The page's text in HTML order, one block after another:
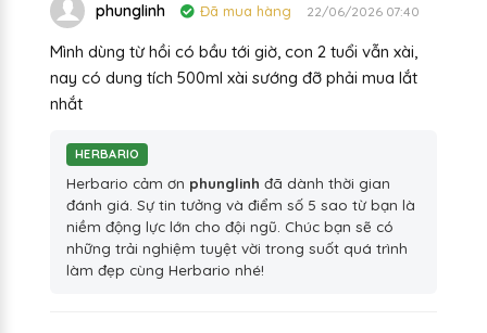
phunglinh Đã mua hàng 22/06/2026 07:40
Mình dùng từ hồi có bầu tới giờ, con 2 tuổi vẫn xài,
nay có dung tích 500ml xài sướng đỡ phải mua lắt
nhắt
HERBARIO
Herbario cảm ơn phunglinh đã dành thời gian
đánh giá. Sự tin tưởng và điểm số 5 sao từ bạn là
niềm động lực lớn cho đội ngũ. Chúc bạn sẽ có
những trải nghiệm tuyệt vời trong suốt quá trình
làm đẹp cùng Herbario nhé!